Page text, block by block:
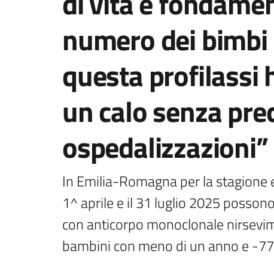
numero dei
questa profilassi
un calo senza
ospedalizzazioni”
In Emilia-Romagna per la
1^ aprile e il 31 luglio 2025
con anticorpo monoclonale
bambini con meno di un anno e -